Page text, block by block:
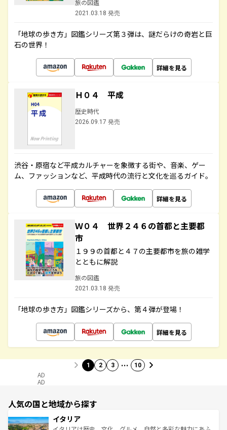
旅の図鑑
2021.03.18 発売
「地球の歩き方」図鑑シリーズ第３弾は、謎だらけの奇岩と巨
石の世界！
詳細を見る
Ｈ０４ 平成
歴史時代
2026.09.17 発売
渋谷・原宿など平成カルチャーを象徴する街や、音楽、ゲー
ム、ファッションなど、平成時代の流行と文化を巡るガイド。
詳細を見る
Ｗ０４ 世界２４６の首都と主要都
市
１９９の首都と４７の主要都市を旅の雑学
とともに解説
旅の図鑑
2021.03.18 発売
「地球の歩き方」図鑑シリーズから、第４弾が登場！
詳細を見る
1 2 3 … 10
AD
AD
人気の国と地域から探す
イタリア